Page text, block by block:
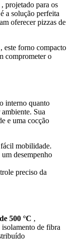
, projetado para os
a solução perfeita
oferecer pizzas de
, este forno compacto
comprometer o
interno quanto
Sua
e uma cocção
mobilidade.
desempenho
preciso da
500 °C ,
de fibra